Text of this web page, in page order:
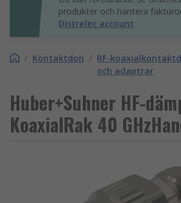
produkter och hantera
Distrelec account
/ Kontaktdon / RF-
och adaptrar
Huber+Suhner HF-
KoaxialRak 40